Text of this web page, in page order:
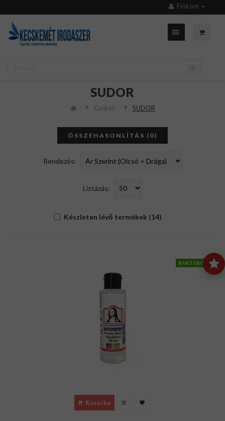
Fiókom
SUDOR
Gyártó SUDOR
ÖSSZEHASONLÍTÁS (0)
Rendezés:
Listázás:
Készleten lévő termékek (14)
RAKTÁRON
Kosárba